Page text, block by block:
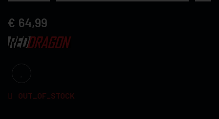
64,99
OUT_OF_STOCK